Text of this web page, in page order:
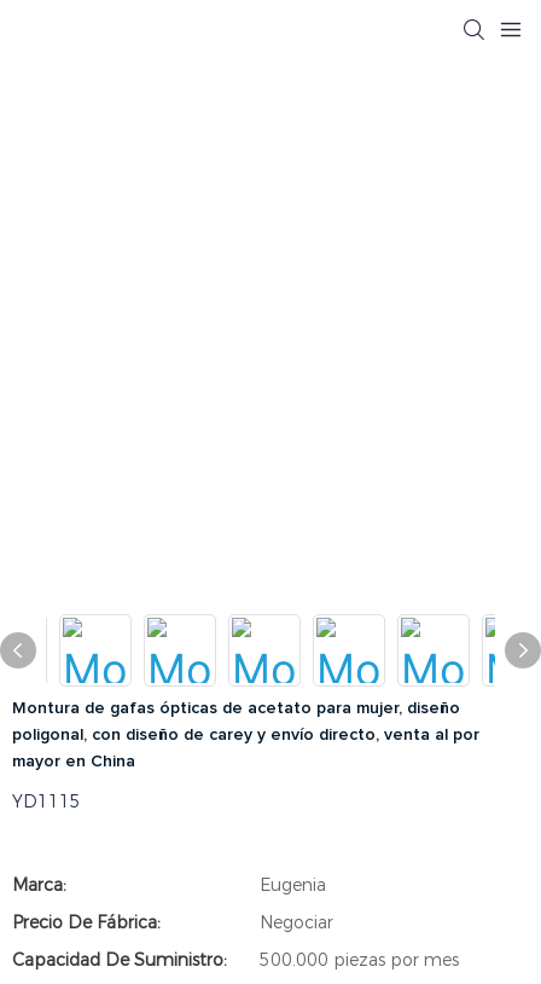
Montura de gafas ópticas de acetato para mujer, diseño
poligonal, con diseño de carey y envío directo, venta al por
mayor en China
YD1115
Marca:
Eugenia
Precio De Fábrica:
Negociar
Capacidad De Suministro:
500.000 piezas por mes